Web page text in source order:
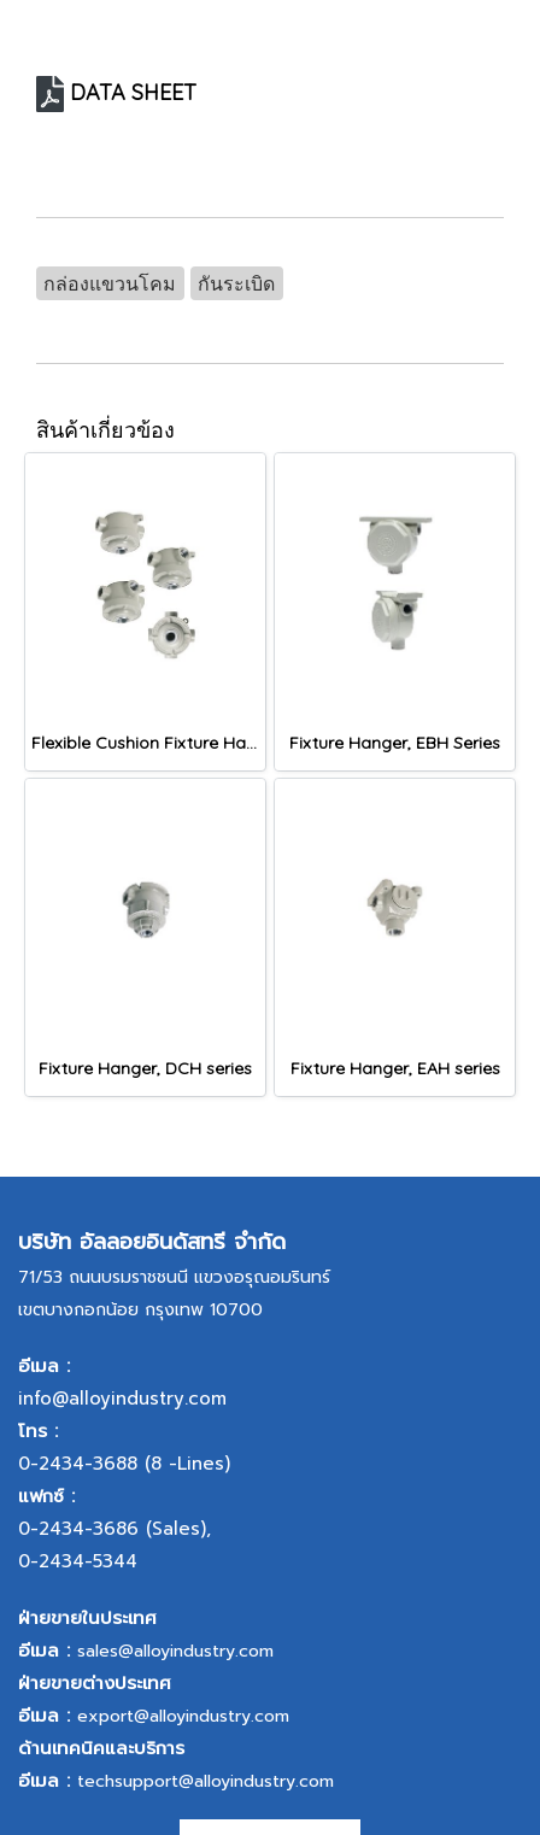
DATA SHEET
กล่องแขวนโคม กันระเบิด
สินค้าเกี่ยวข้อง
Flexible Cushion Fixture Hanger, ECH series Fixture Hanger, EBH Series
Fixture Hanger, DCH series Fixture Hanger, EAH series
บริษัท อัลลอยอินดัสทรี จำกัด
71/53 ถนนบรมราชชนนี แขวงอรุณอมรินทร์
เขตบางกอกน้อย กรุงเทพ 10700
อีเมล :
info@alloyindustry.com
โทร :
0-2434-3688 (8 -Lines)
แฟกซ์ :
0-2434-3686 (Sales),
0-2434-5344
ฝ่ายขายในประเทศ
อีเมล : sales@alloyindustry.com
ฝ่ายขายต่างประเทศ
อีเมล : export@alloyindustry.com
ด้านเทคนิคและบริการ
อีเมล : techsupport@alloyindustry.com